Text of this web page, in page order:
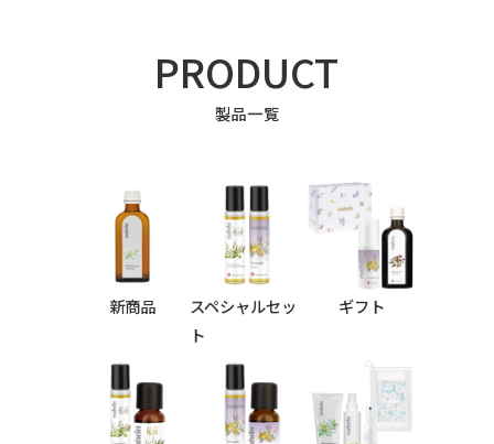
PRODUCT
製品一覧
新商品
スペシャルセッ
ト
ギフト